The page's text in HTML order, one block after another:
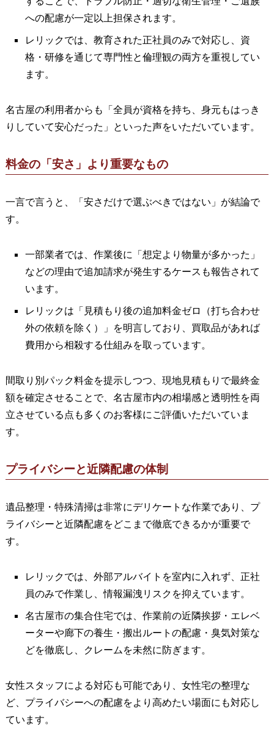
への配慮が一定以上担保されます。
レリックでは、教育された正社員のみで対応し、資
格・研修を通じて専門性と倫理観の両方を重視してい
ます。
名古屋の利用者からも「全員が資格を持ち、身元もはっき
りしていて安心だった」といった声をいただいています。
料金の「安さ」より重要なもの
一言で言うと、「安さだけで選ぶべきではない」が結論で
す。
一部業者では、作業後に「想定より物量が多かった」
などの理由で追加請求が発生するケースも報告されて
います。
レリックは「見積もり後の追加料金ゼロ（打ち合わせ
外の依頼を除く）」を明言しており、買取品があれば
費用から相殺する仕組みを取っています。
間取り別パック料金を提示しつつ、現地見積もりで最終金
額を確定させることで、名古屋市内の相場感と透明性を両
立させている点も多くのお客様にご評価いただいていま
す。
プライバシーと近隣配慮の体制
遺品整理・特殊清掃は非常にデリケートな作業であり、プ
ライバシーと近隣配慮をどこまで徹底できるかが重要で
す。
レリックでは、外部アルバイトを室内に入れず、正社
員のみで作業し、情報漏洩リスクを抑えています。
名古屋市の集合住宅では、作業前の近隣挨拶・エレベ
ーターや廊下の養生・搬出ルートの配慮・臭気対策な
どを徹底し、クレームを未然に防ぎます。
女性スタッフによる対応も可能であり、女性宅の整理な
ど、プライバシーへの配慮をより高めたい場面にも対応し
ています。